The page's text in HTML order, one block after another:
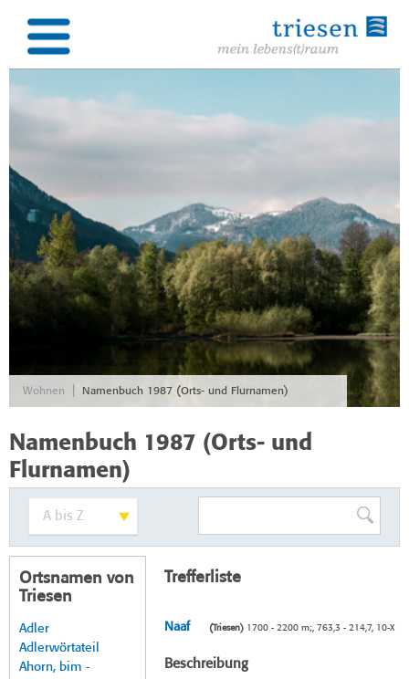
Wohnen Namenbuch 1987 (Orts- und Flurnamen)
Namenbuch 1987 (Orts- und
Flurnamen)
Ortsnamen von
Triesen
Adler
Adlerwörtateil
Ahorn, bim -
Trefferliste
Naaf (Triesen)1700 - 2200 m;, 763,3 - 214,7, 10-X
Beschreibung